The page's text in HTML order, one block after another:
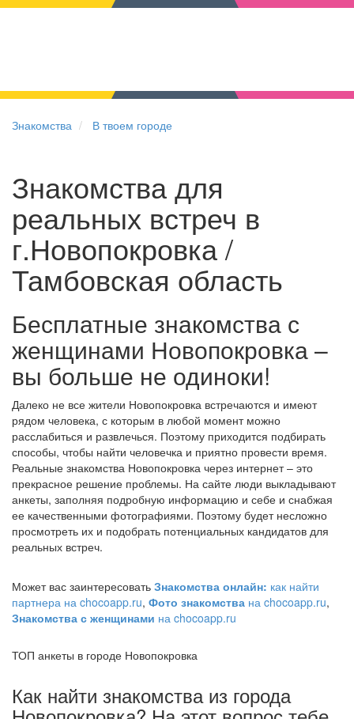
Знакомства В твоем городе
Знакомства для
реальных встреч в
г.Новопокровка /
Тамбовская область
Бесплатные знакомства с
женщинами Новопокровка –
вы больше не одиноки!
Далеко не все жители Новопокровка встречаются и имеют
рядом человека, с которым в любой момент можно
расслабиться и развлечься. Поэтому приходится подбирать
способы, чтобы найти человечка и приятно провести время.
Реальные знакомства Новопокровка через интернет – это
прекрасное решение проблемы. На сайте люди выкладывают
анкеты, заполняя подробную информацию и себе и снабжая
ее качественными фотографиями. Поэтому будет несложно
просмотреть их и подобрать потенциальных кандидатов для
реальных встреч.
Может вас заинтересовать Знакомства онлайн: как найти
партнера на chocoapp.ru, Фото знакомства на chocoapp.ru,
Знакомства с женщинами на chocoapp.ru
ТОП анкеты в городе Новопокровка
Как найти знакомства из города